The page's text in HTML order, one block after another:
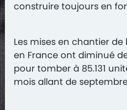
construire toujours en
Les mises en chantier
en France ont diminué
pour tomber à 85.131
mois allant de